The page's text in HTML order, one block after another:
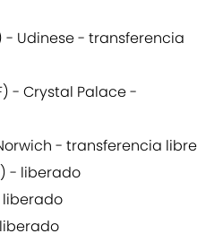
- Udinese - transferencia
- Crystal Palace -
- transferencia libre
- liberado
liberado